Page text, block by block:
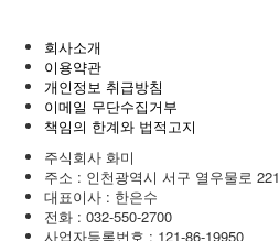
회사소개
이용약관
개인정보 취급방침
이메일 무단수집거부
책임의 한계와 법적고지
주식회사 화미
주소 : 인천광역시 서구 열우물로 221
대표이사 : 한은수
전화 : 032-550-2700
사업자등록번호 : 121-86-19950